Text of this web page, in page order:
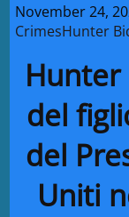
Turismo
Projects
November 24,
CrimesHunter
Hunter
del
del
Uniti